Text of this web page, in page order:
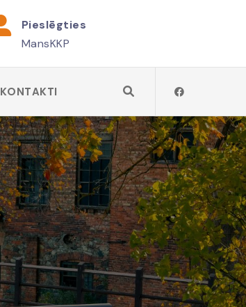
Pieslēgties
MansKKP
KONTAKTI